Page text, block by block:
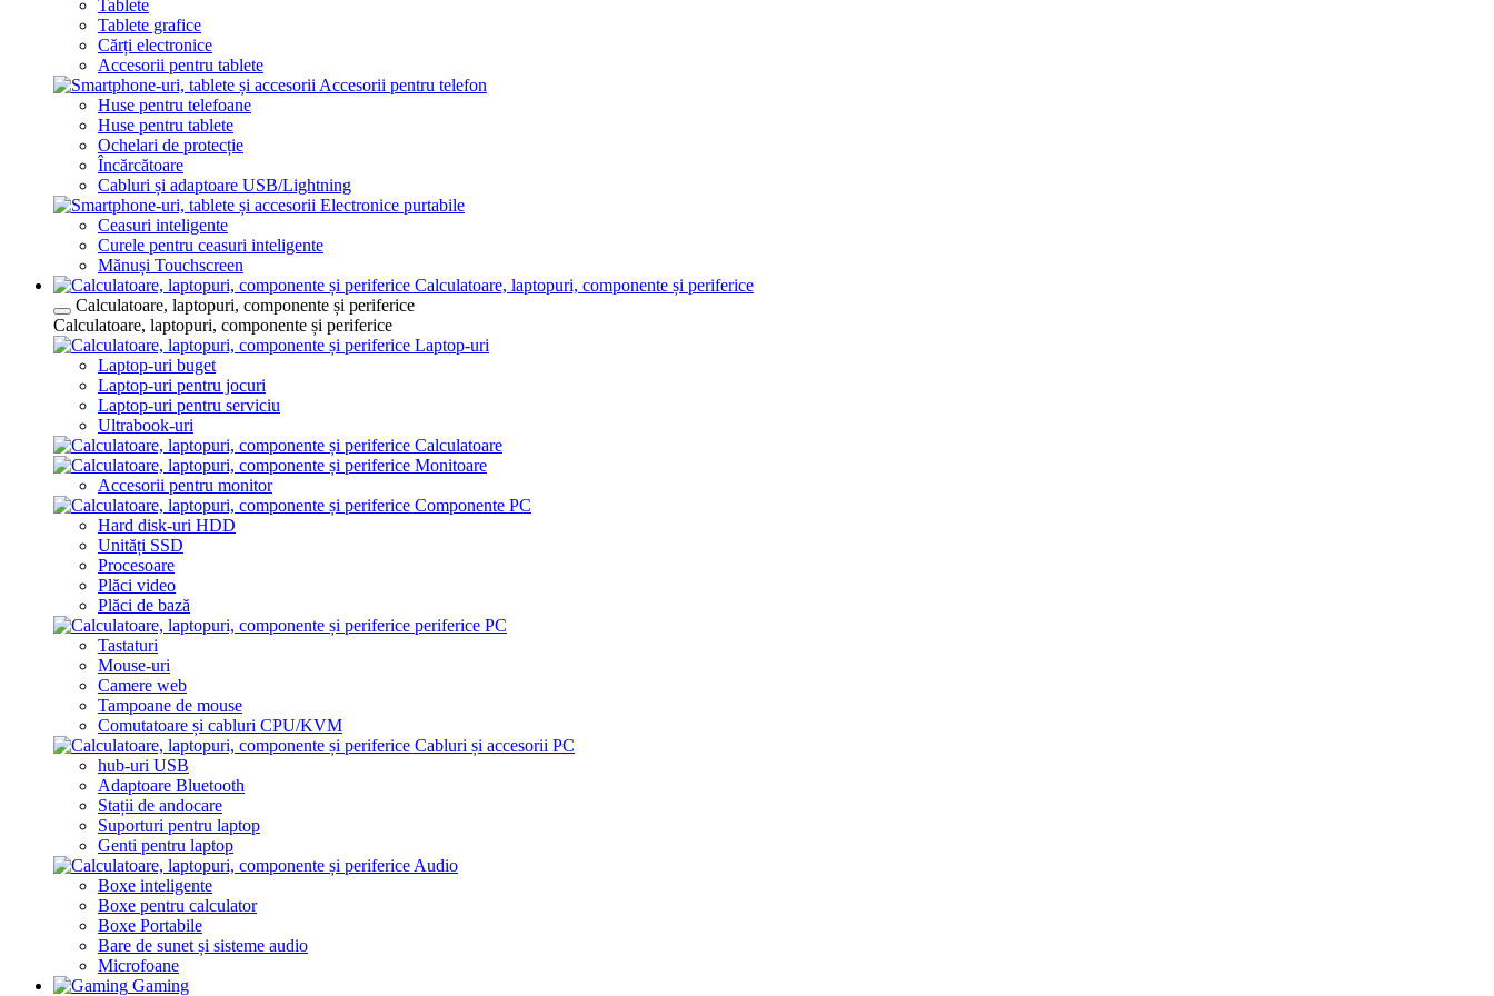
Tablete
Tablete grafice
Cărți electronice
Accesorii pentru tablete
Accesorii pentru telefon
Huse pentru telefoane
Huse pentru tablete
Ochelari de protecție
Încărcătoare
Cabluri și adaptoare USB/Lightning
Electronice purtabile
Ceasuri inteligente
Curele pentru ceasuri inteligente
Mănuși Touchscreen
Calculatoare, laptopuri, componente și periferice
Calculatoare, laptopuri, componente și periferice
Calculatoare, laptopuri, componente și periferice
Laptop-uri
Laptop-uri buget
Laptop-uri pentru jocuri
Laptop-uri pentru serviciu
Ultrabook-uri
Calculatoare
Monitoare
Accesorii pentru monitor
Componente PC
Hard disk-uri HDD
Unități SSD
Procesoare
Plăci video
Plăci de bază
periferice PC
Tastaturi
Mouse-uri
Camere web
Tampoane de mouse
Comutatoare și cabluri CPU/KVM
Cabluri și accesorii PC
hub-uri USB
Adaptoare Bluetooth
Stații de andocare
Suporturi pentru laptop
Genti pentru laptop
Audio
Boxe inteligente
Boxe pentru calculator
Boxe Portabile
Bare de sunet și sisteme audio
Microfoane
Gaming